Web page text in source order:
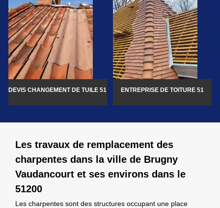
DEVIS CHANGEMENT DE TUILE 51 ENTREPRISE DE TOITURE 51
Les travaux de remplacement des
charpentes dans la ville de Brugny
Vaudancourt et ses environs dans le
51200
Les charpentes sont des structures occupant une place